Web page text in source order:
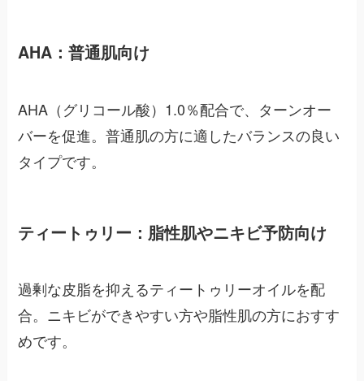
AHA：普通肌向け
AHA（グリコール酸）1.0％配合で、ターンオー
バーを促進。普通肌の方に適したバランスの良い
タイプです。
ティートゥリー：脂性肌やニキビ予防向け
過剰な皮脂を抑えるティートゥリーオイルを配
合。ニキビができやすい方や脂性肌の方におすす
めです。